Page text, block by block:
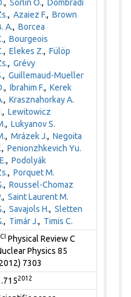
,Sorlin O.,Dombrádi
,Azaiez F.,Brown
A.,Borcea
,Bourgeois
,Elekes Z.,Fülöp
,Grévy
,Guillemaud-Mueller
,Ibrahim F.,Kerek
,Krasznahorkay A.
,Lewitowicz
,Lukyanov S.
,Mrázek J.,Negoita
,Penionzhkevich Yu.
,Podolyák
,Porquet M.
,Roussel-Chomaz
,Saint Laurent M.
,Savajols H.,Sletten
, Timár J., Timis C.
Physical Review C
Physics 85
7303
2012